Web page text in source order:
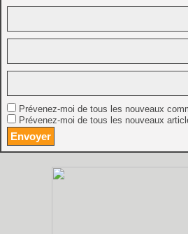
Prévenez-moi de tous les nouveaux
Prévenez-moi de tous les nouveaux